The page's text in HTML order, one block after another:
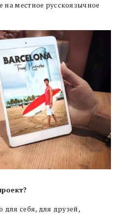
на местное русскоязычное
для себя, для друзей,